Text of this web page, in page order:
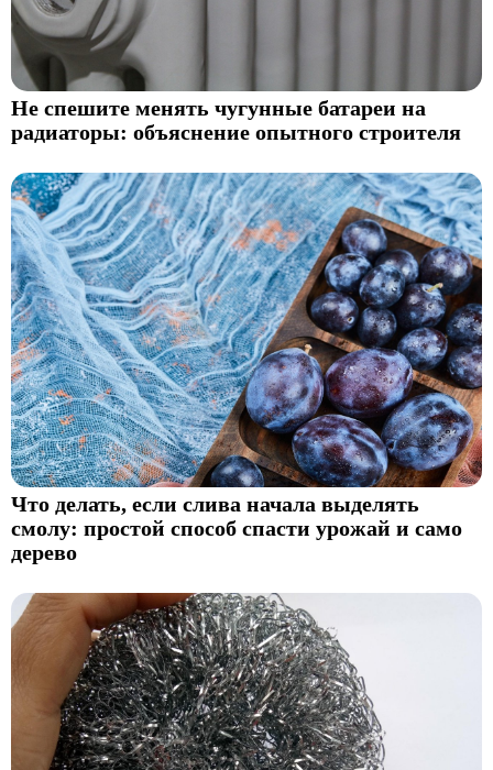
Не спешите менять чугунные батареи на
радиаторы: объяснение опытного строителя
Что делать, если слива начала выделять
смолу: простой способ спасти урожай и само
дерево